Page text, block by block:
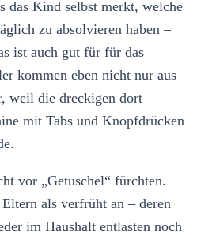
das Kind selbst merkt, welche
zu absolvieren haben –
ist auch gut für für das
kommen eben nicht nur aus
weil die dreckigen dort
mit Tabs und Knopfdrücken
vor „Getuschel“ fürchten.
als verfrüht an – deren
im Haushalt entlasten noch